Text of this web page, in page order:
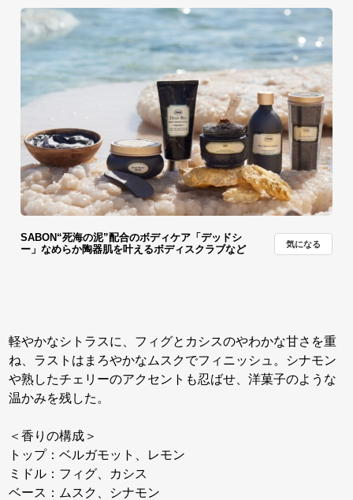
SABON“死海の泥”配合のボディケア「デッドシ
ー」なめらか陶器肌を叶えるボディスクラブなど
気になる
軽やかなシトラスに、フィグとカシスのやわかな甘さを重
ね、ラストはまろやかなムスクでフィニッシュ。シナモン
や熟したチェリーのアクセントも忍ばせ、洋菓子のような
温かみを残した。
＜香りの構成＞
トップ：ベルガモット、レモン
ミドル：フィグ、カシス
ベース：ムスク、シナモン